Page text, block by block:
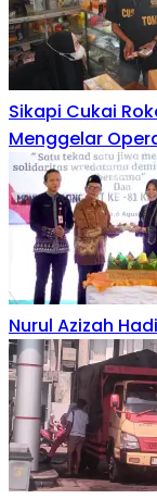
Sikapi Cukai
Menggelar
Nurul Azizah